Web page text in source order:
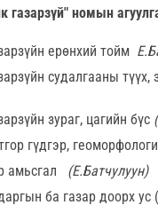
газарзүй" номын
ерөнхий тойм
судалгааны түүх,
зураг, цагийн бүс
гүдгэр,
амьсгал (Е.Батчулуун)
ба газар доорх ус (